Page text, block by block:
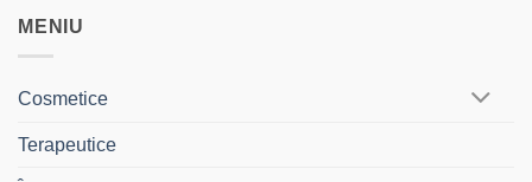
MENIU
Cosmetice
Terapeutice